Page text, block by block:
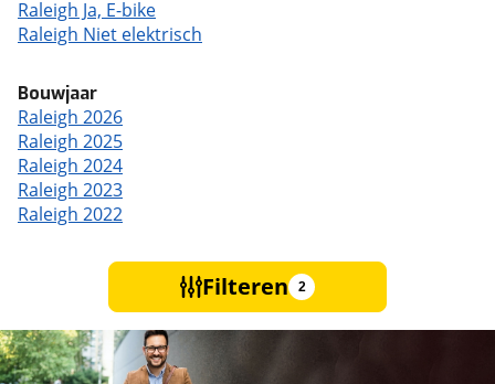
Raleigh Ja, E-bike
Raleigh Niet elektrisch
Bouwjaar
Raleigh 2026
Raleigh 2025
Raleigh 2024
Raleigh 2023
Raleigh 2022
Filteren 2